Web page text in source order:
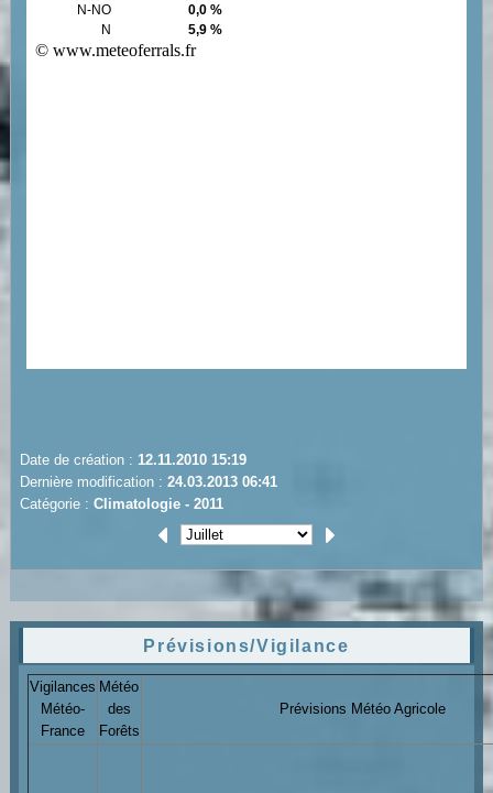
Date de création : 12.11.2010 15:19
Dernière modification : 24.03.2013 06:41
Catégorie : Climatologie - 2011
Prévisions/Vigilance
Vigilances
Météo-
France
Météo
des
Forêts
Prévisions Météo Agricole